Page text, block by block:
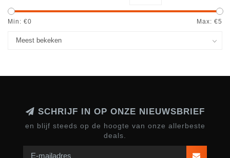
Min: €0 Max: €5
SCHRIJF IN OP ONZE NIEUWSBRIEF
en blijf steeds op de hoogte van onze allerbeste
deals.